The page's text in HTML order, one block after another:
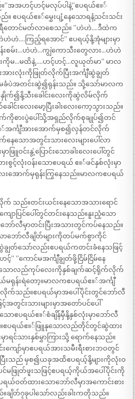
”အအဟင့်ဟင့်မလုပ်ပါနဲ့”ဧပရယ်ဧ။်
ည်။ ဧပရယ်ဧ။်မွှေးပျံ့နေသောရနံ့သင်းသင်း
တောင်မတ်လာစေသည်။ ”ဟဲဟဲ….ဒီထဲက
….ကြည့်ရအောင်” ဧပရယ့်နို့အုံများမှာ
းစမ်း…ဟဲဟဲ…ကျွဲကောသီးတွေလား…ဟဲဟဲ
ကိုမ…မထိနဲ့…..ဟင့်ဟင့်…လူယုတ်မာ” မာလ
အားလုံးကိုဖြုတ်လိုက်ပြီးအင်္ကျီဆွဲချွတ်
ခံပဲအတင်းဆွဲ၍ရုန်းသည်။ သို့သော်မာလက
၍နို့သီးခေါင်းလေးကိုဆွဲလိမ်လိုက်
င်းလေးမော့ပြီးခါးလေးကော့သွားသည်။
စားပွဲပေါ်သို့အရှည်လိုက်စုချုပ်၍တင်
င်္ကျီအားအောက်မှစ၍လှန်တင်လိုက်
ေသောအတွင်းသားလေးများပေါ်လာ
င်းနွဲ့ပြောင်းသောခါးလေးပေါ်တွင်
စွင့်လုံးဝန်းသောဧပရယ် ဧ။်ဖင်နှစ်လုံးမှာ
းအောက်မှရုန်းကြွနေသည်။မာလကဧပရယ်
က် သည်။တင်းယင်းနေသောအသားရောင်
ောပြင်ပေါ်တွင်တင်းနေသည်။နူးညံ့သော
ဘော်လီမှာတင်းပြီးအသားတွင်ကပ်နေသည်။
ဘော်လီချိတ်များကိုတပ်မက်စွာကိုင်
ျွတ်သော်လည်းဧပရယ်ကတင်းခံနေသဖြင့်
င့်” ”ကောင်မအင်္ကျီချွတ်ဖို့ငြိမ်ငြိမ်နေ
သောလည်ကုပ်လေးကိုနှစ်ချက်ဆင့်ရိုက်လိုက်
မရုန်းရဲတော့။မာလကဧပရယ်ဧ။်အင်္ကျီ
လိုက်သည်။ဧပရယ်မှာအပေါ်ပိုင်းတွင်ဘော်လီ
င်းသားများမှာအတော်ပင်ပေါ်
ောဧပရယ်ဧ။်စံချိန်မှီနို့နှစ်လုံးမှာဘော်လီ
ဧပရယ်ဧ။်ဖြူနုသောလည်တိုင်တွင်ဆွဲထား
င်သားနှစ်မွှာကြားသို့ ရောက်နေသည်။
ကျော်မှာဧပရယ်အားသမီးရီးစားဘဝတွင်
းသည် မှစ၍ယခုအထိဧပရယ့်နို့များကိုလုံးဝ
ပင်မဖြုတ်ဖူးသဖြင့်ဧပရယ့်ကိုယ်အပေါ်ပိုင်းကို
ရယ်ဝတ်ထားသောဘော်လီမှာအကောင်းစား
ချိတ်၇ခုပါသော်လည်းခါးကတိုသည်။